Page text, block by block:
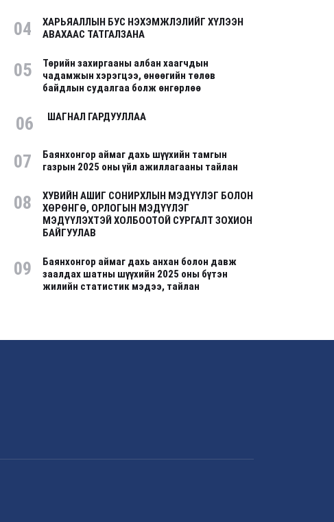
04
ХАРЬЯАЛЛЫН БУС НЭХЭМЖЛЭЛИЙГ ХҮЛЭЭН
АВАХААС ТАТГАЛЗАНА
05
Төрийн захиргааны албан хаагчдын
чадамжын хэрэгцээ, өнөөгийн төлөв
байдлын судалгаа болж өнгөрлөө
06 ШАГНАЛ ГАРДУУЛЛАА
07
Баянхонгор аймаг дахь шүүхийн тамгын
газрын 2025 оны үйл ажиллагааны тайлан
08
ХУВИЙН АШИГ СОНИРХЛЫН МЭДҮҮЛЭГ БОЛОН
ХӨРӨНГӨ, ОРЛОГЫН МЭДҮҮЛЭГ
МЭДҮҮЛЭХТЭЙ ХОЛБООТОЙ СУРГАЛТ ЗОХИОН
БАЙГУУЛАВ
09
Баянхонгор аймаг дахь анхан болон давж
заалдах шатны шүүхийн 2025 оны бүтэн
жилийн статистик мэдээ, тайлан